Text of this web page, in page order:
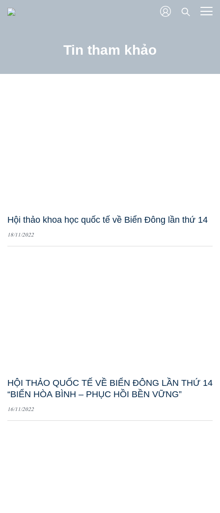
Tin tham khảo
Hội thảo khoa học quốc tế về Biển Đông lần thứ 14
18/11/2022
HỘI THẢO QUỐC TẾ VỀ BIỂN ĐÔNG LẦN THỨ 14
“BIỂN HÒA BÌNH – PHỤC HỒI BỀN VỮNG”
16/11/2022